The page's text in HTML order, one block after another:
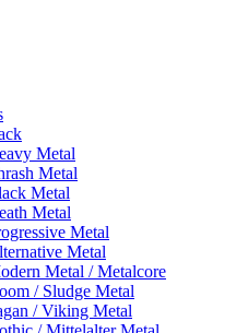
Metal
Metal
Metal
Metal
Metal
Metal
Metal / Metalcore
/ Sludge Metal
/ Viking Metal